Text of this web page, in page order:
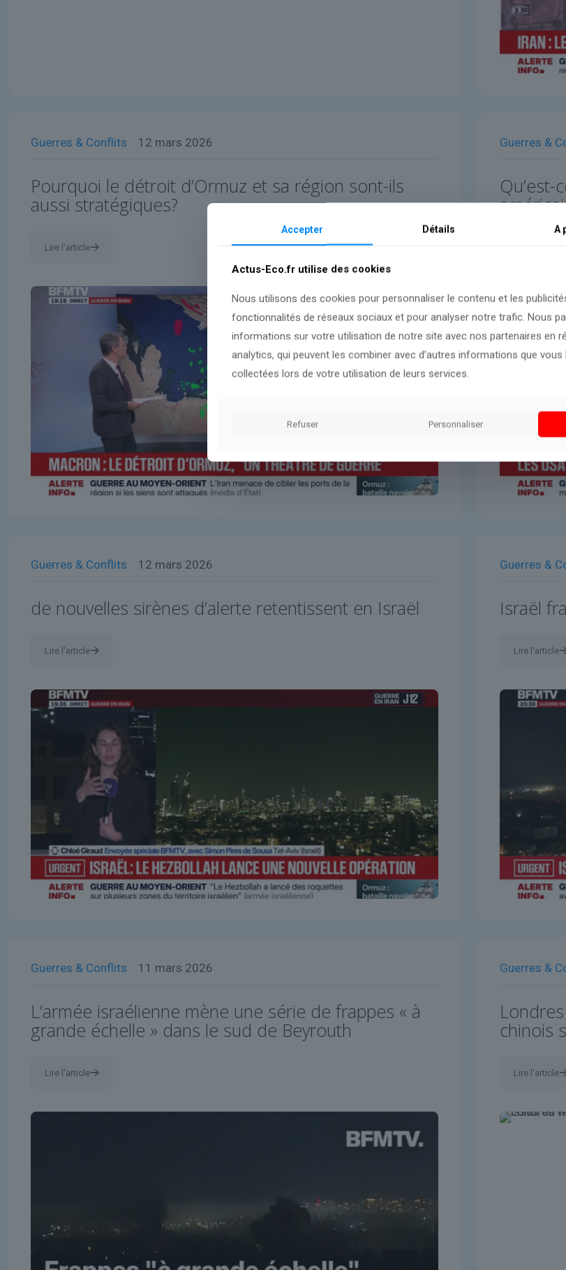
Guerres & Conflits 12 mars 2026
Pourquoi le détroit d’Ormuz et sa région sont-ils
aussi stratégiques?
Lire l'article
Guerres &
Guerres & Conflits 12 mars 2026
de nouvelles sirènes d’alerte retentissent en Israël
Lire l'article
Guerres &
Israël
Lire l'article
Guerres & Conflits 11 mars 2026
L’armée israélienne mène une série de frappes « à
grande échelle » dans le sud de Beyrouth
Lire l'article
Guerres &
chinois
Lire l'article
Accepter Détails A
Actus-Eco.fr utilise des cookies
Nous utilisons des cookies pour personnaliser le contenu et les
fonctionnalités de réseaux sociaux et pour analyser notre trafic. Nous
informations sur votre utilisation de notre site avec nos partenaires en
analytics, qui peuvent les combiner avec d’autres informations que
collectées lors de votre utilisation de leurs services.
Refuser Personnaliser